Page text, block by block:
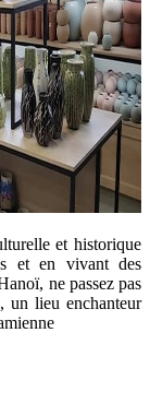
et historique
et en vivant des
ne passez pas
, un lieu enchanteur